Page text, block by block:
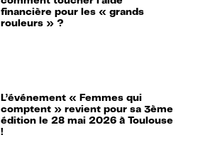
financière pour les « grands
rouleurs » ?
L’événement « Femmes qui
comptent » revient pour sa 3ème
édition le 28 mai 2026 à Toulouse
!